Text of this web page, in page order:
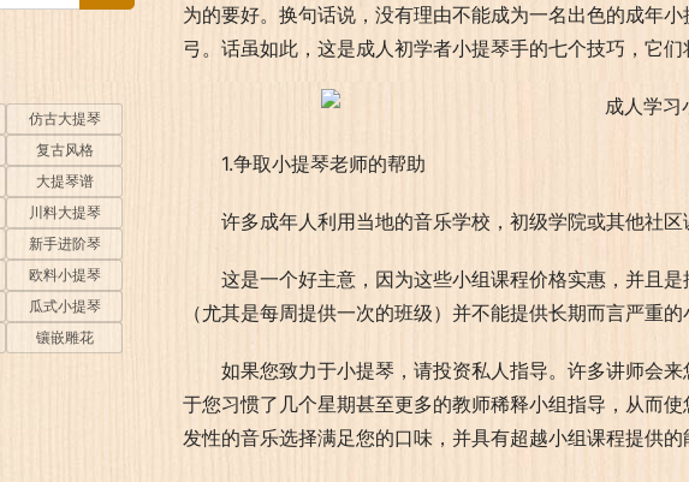
为的要好。换句话说，没有理由不能成为一名出色的成年
弓。话虽如此，这是成人初学者小提琴手的七个技巧，它们
1.争取小提琴老师的帮助
许多成年人利用当地的音乐学校，初级学院或其他社
这是一个好主意，因为这些小组课程价格实惠，并且
（尤其是每周提供一次的班级）并不能提供长期而言严重
如果您致力于小提琴，请投资私人指导。许多讲师会
于您习惯了几个星期甚至更多的教师稀释小组指导，从而
发性的音乐选择满足您的口味，并具有超越小组课程提供的
仿古大提琴
复古风格
大提琴谱
川料大提琴
新手进阶琴
欧料小提琴
瓜式小提琴
镶嵌雕花